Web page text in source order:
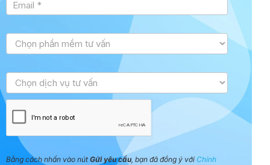
Bằng cách nhấn vào nút Gửi yêu cầu, bạn đã đồng ý với Chính